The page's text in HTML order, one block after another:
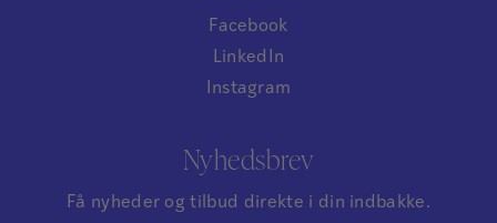
Facebook
LinkedIn
Instagram
Nyhedsbrev
Få nyheder og tilbud direkte i din indbakke.